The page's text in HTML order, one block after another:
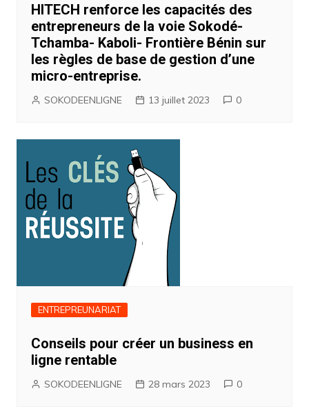
HITECH renforce les capacités des
entrepreneurs de la voie Sokodé-
Tchamba- Kaboli- Frontière Bénin sur
les règles de base de gestion d’une
micro-entreprise.
SOKODEENLIGNE 13 juillet 2023 0
ENTREPREUNARIAT
Conseils pour créer un business en
ligne rentable
SOKODEENLIGNE 28 mars 2023 0